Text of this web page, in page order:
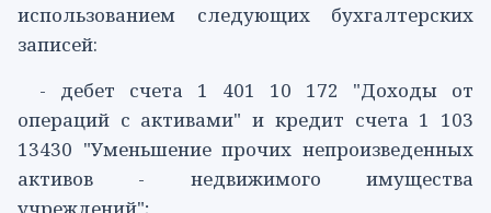
использованием следующих бухгалтерских
записей:
- дебет счета 1 401 10 172 "Доходы от
операций с активами" и кредит счета 1 103
13430 "Уменьшение прочих непроизведенных
активов - недвижимого имущества